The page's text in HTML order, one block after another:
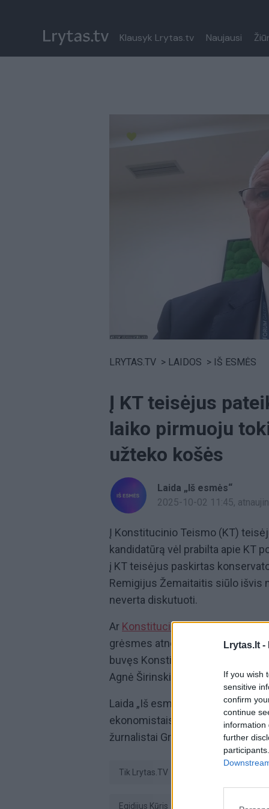
Lrytas.lt -
If you wish
sensitive
confirm
continue
information
further
Klausyk Lrytas.tv Naujausi
LRYTAS.TV > LAIDOS > IŠ ESMĖS
Į KT teisėjus
laiko pirmuoju
užteko košės
Laida „Iš esmės“
2025-10-02 11:45,
Į Konstitucinio Teismo (KT)
kandidatūrą vėl prabilta apie KT
į KT teisėjus paskirtas
Remigijus Žemaitaitis siūlo išvis
neverta diskutuoti.
Ar Konstitucinis Teismas
grėsmes atneštų dviejų politikų
buvęs Konstitucinio Teismo
Agnė Širinskienė,
Laida „Iš esmės“ – aštrios ir
ekonomistais, politikais,
žurnalistai Greta Klimkaitė ir
tik Lrytas.TV
Egidijus Kūris Agnė Širinskienė